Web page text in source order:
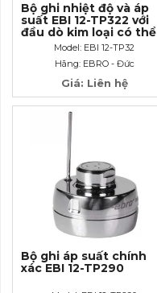
Bộ ghi nhiệt độ và áp
suất EBI 12-TP322 với
đầu dò kim loại có thể
uốn cong dài 40mm và
Model: EBI 12-TP32
Hãng: EBRO - Đức
Giá: Liên hệ
Bộ ghi áp suất chính
xác EBI 12-TP290